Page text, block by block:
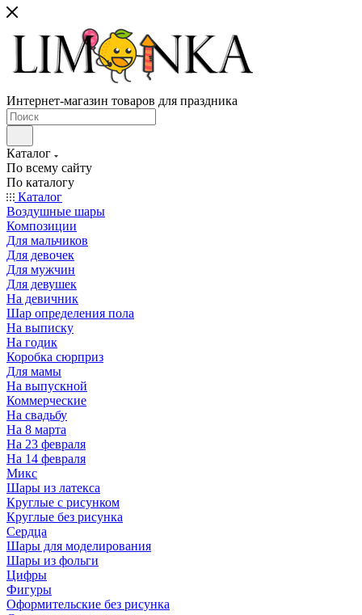
Интернет-магазин товаров для праздника
Каталог
По всему сайту
По каталогу
Каталог
Воздушные шары
Композиции
Для мальчиков
Для девочек
Для мужчин
Для девушек
На девичник
Шар определения пола
На выписку
На годик
Коробка сюрприз
Для мамы
На выпускной
Коммерческие
На свадьбу
На 8 марта
На 23 февраля
На 14 февраля
Микс
Шары из латекса
Круглые с рисунком
Круглые без рисунка
Сердца
Шары для моделирования
Шары из фольги
Цифры
Фигуры
Оформительские без рисунка